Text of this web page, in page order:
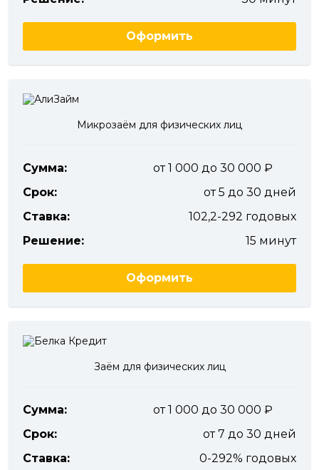
Оформить
Микрозаём для физических лиц
Сумма:
от 1 000 до 30 000
Срок:
от 5 до 30 дней
Ставка:
102,2-292 годовых
Решение:
15 минут
Оформить
Заём для физических лиц
Сумма:
от 1 000 до 30 000
Срок:
от 7 до 30 дней
Ставка:
0-292% годовых